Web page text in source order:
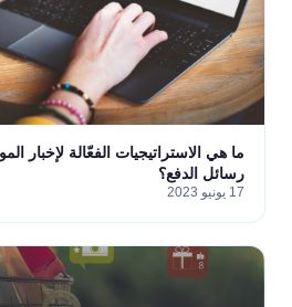
ما هي الاستراتيجيات الفعّالة لإخبار
رسائل الدفع؟
17 يونيو 2023